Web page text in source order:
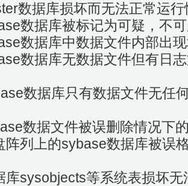
数据库损坏而无法正常运
数据库被标记为可疑，不
数据库中数据文件内部出
数据库无数据文件但有日
数据库只有数据文件无任
数据文件被误删除情况下
阵列上的sybase数据库被误
库sysobjects等系统表损坏